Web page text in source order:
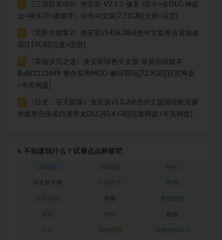
5
《三国群英传8》免安装-V2.1.1-修复-(官中+全DLC-神赵
云+神关羽+虞姬等）绿色中文版[7.51GB][天翼+百度]
6
《荒野大镖客2》免安装v1436.28绿色中文版整合置修改
器[119GB][百度+迅雷]
7
《霍格沃茨之遗》免安装绿色中文版-最新游戏版本
Build1121649-整合实用MOD-解压即玩[72.9GB][百度网盘
+夸克网盘]
8
《卧龙：苍天陨落》免安装v1.0.2绿色中文版国语配音豪
华版整合朱雀白虎青龙DLC[45.4 GB][百度网盘+夸克网盘]
不知道玩什么？试着点点标签吧
2D画面 3D画面 RPG
不支持手柄 休闲
体验 全部游戏
冒险 剧情
动作冒险 动作游戏ACT